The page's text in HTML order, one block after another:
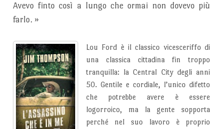
Avevo finto così a lungo che ormai non dovevo più
farlo. »
Lou Ford è il classico vicesceriffo di
una classica cittadina fin troppo
tranquilla: la Central City degli anni
50. Gentile e cordiale, l’unico difetto
che potrebbe avere è essere
logorroico, ma la gente sopporta
perché nel suo lavoro è proprio